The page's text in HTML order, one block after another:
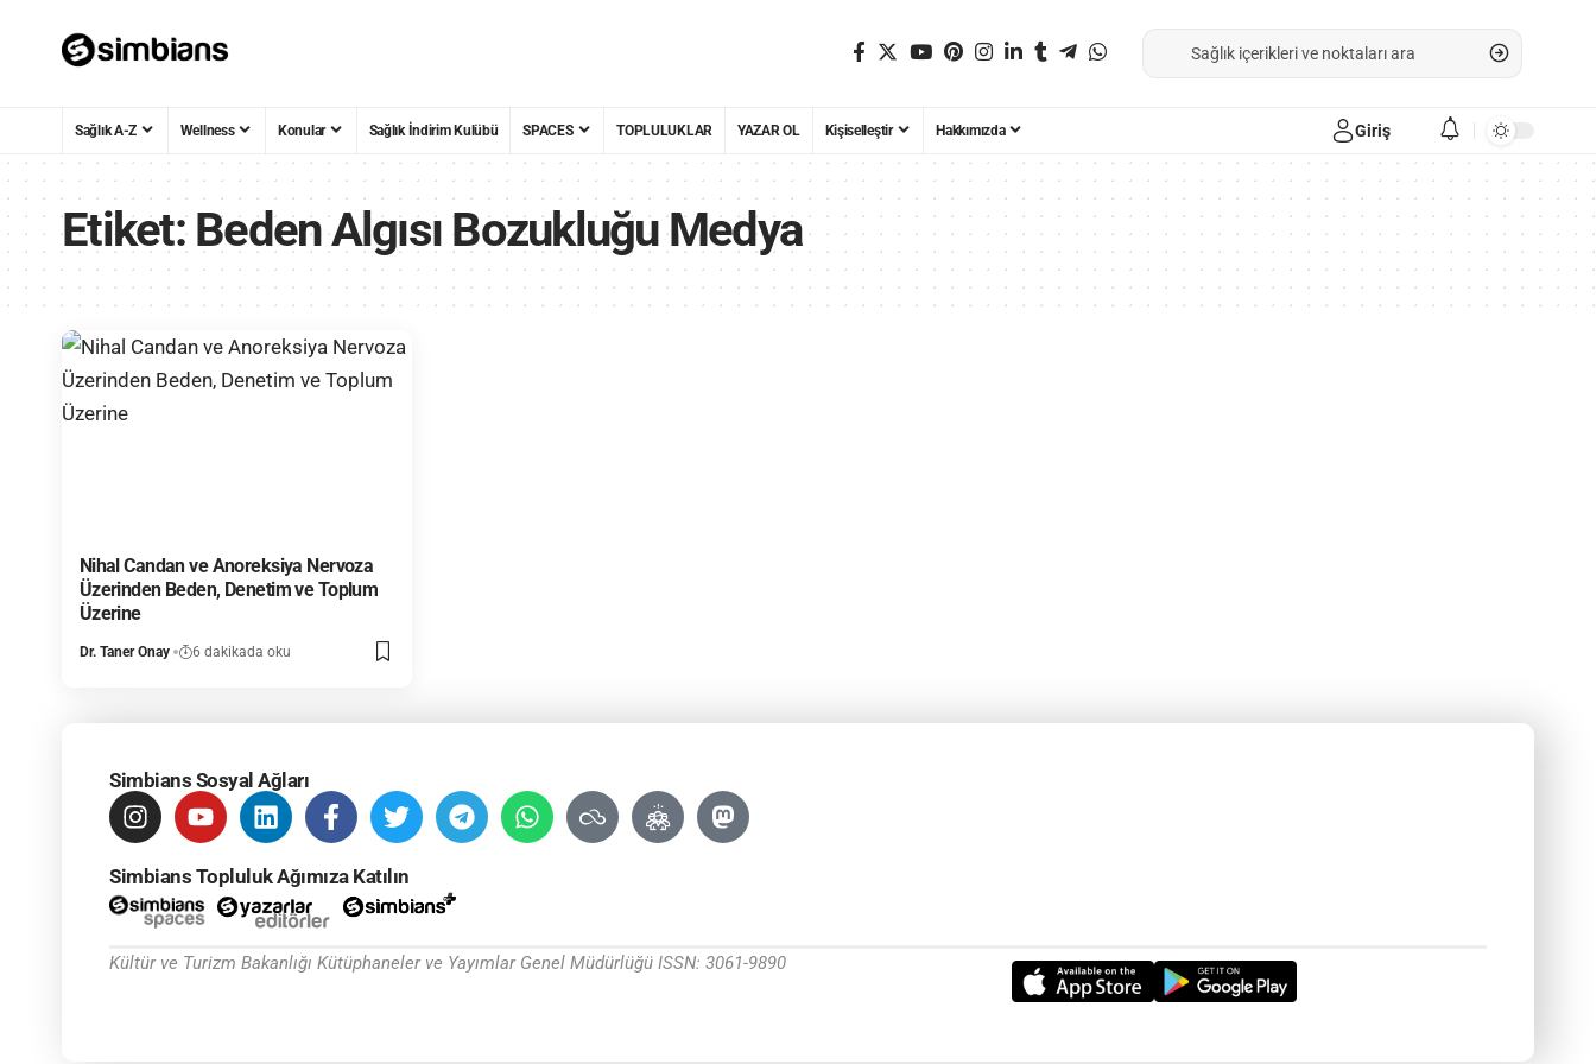
Sağlık A-Z Wellness Konular Sağlık İndirim Kulübü SPACES TOPLULUKLAR YAZAR OL Kişiselleştir Hakkımızda Giriş
Etiket:Beden Algısı Bozukluğu Medya
Nihal Candan ve Anoreksiya Nervoza
Üzerinden Beden, Denetim ve Toplum
Üzerine
Dr. Taner Onay 6 dakikada oku
Simbians Sosyal Ağları
Simbians Topluluk Ağımıza Katılın
Kültür ve Turizm Bakanlığı Kütüphaneler ve Yayımlar Genel Müdürlüğü ISSN: 3061-9890